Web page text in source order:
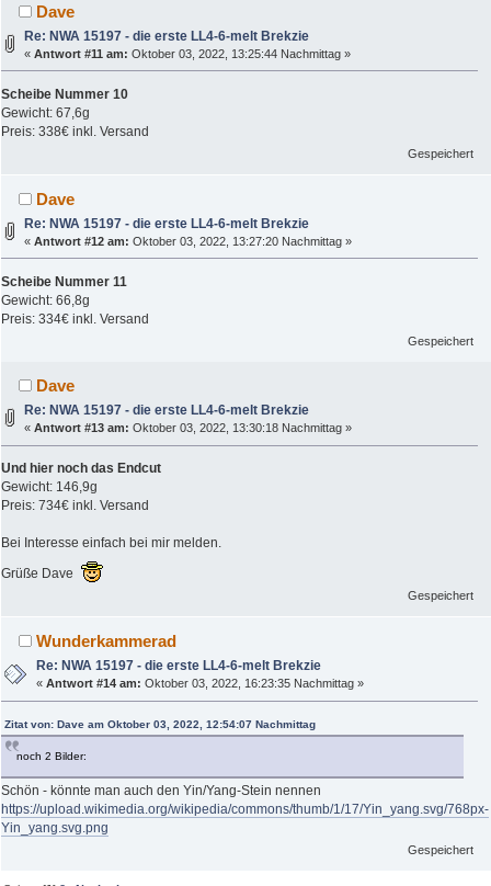
Dave
Re: NWA 15197 - die erste LL4-6-melt Brekzie
«Antwort #11 am: Oktober 03, 2022, 13:25:44 Nachmittag »
Scheibe Nummer 10
Gewicht: 67,6g
Preis: 338€ inkl. Versand
Gespeichert
Dave
Re: NWA 15197 - die erste LL4-6-melt Brekzie
«Antwort #12 am: Oktober 03, 2022, 13:27:20 Nachmittag »
Scheibe Nummer 11
Gewicht: 66,8g
Preis: 334€ inkl. Versand
Gespeichert
Dave
Re: NWA 15197 - die erste LL4-6-melt Brekzie
«Antwort #13 am: Oktober 03, 2022, 13:30:18 Nachmittag »
Und hier noch das Endcut
Gewicht: 146,9g
Preis: 734€ inkl. Versand
Bei Interesse einfach bei mir melden.
Grüße Dave
Gespeichert
Wunderkammerad
Re: NWA 15197 - die erste LL4-6-melt Brekzie
«Antwort #14 am: Oktober 03, 2022, 16:23:35 Nachmittag »
Zitat von: Dave am Oktober 03, 2022, 12:54:07 Nachmittag
noch 2 Bilder:
Schön - könnte man auch den Yin/Yang-Stein nennen
https://upload.wikimedia.org/wikipedia/commons/thumb/1/17/Yin_yang.svg/768px-
Yin_yang.svg.png
Gespeichert